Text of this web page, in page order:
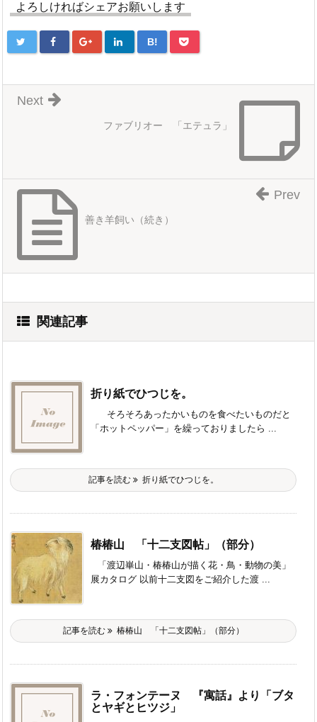
よろしければシェアお願いします
B!
ファブリオー 「エテュラ」
Next
善き羊飼い（続き）
Prev
関連記事
折り紙でひつじを。
そろそろあったかいものを食べたいものだと
「ホットペッパー」を繰っておりましたら ...
記事を読む 折り紙でひつじを。
椿椿山 「十二支図帖」（部分）
「渡辺崋山・椿椿山が描く花・鳥・動物の美」
展カタログ 以前十二支図をご紹介した渡 ...
記事を読む 椿椿山 「十二支図帖」（部分）
ラ・フォンテーヌ 『寓話』より「ブタ
とヤギとヒツジ」